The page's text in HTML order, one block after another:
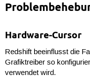
Hardware-Cursor
Redshift beeinflusst die
Grafiktreiber so
verwendet wird.